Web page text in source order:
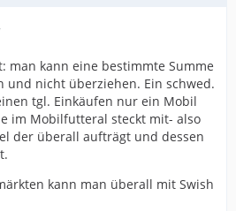
man kann eine bestimmte Summe
und nicht überziehen. Ein schwed.
tgl. Einkäufen nur ein Mobil
im Mobilfutteral steckt mit- also
der überall aufträgt und dessen
kann man überall mit Swish